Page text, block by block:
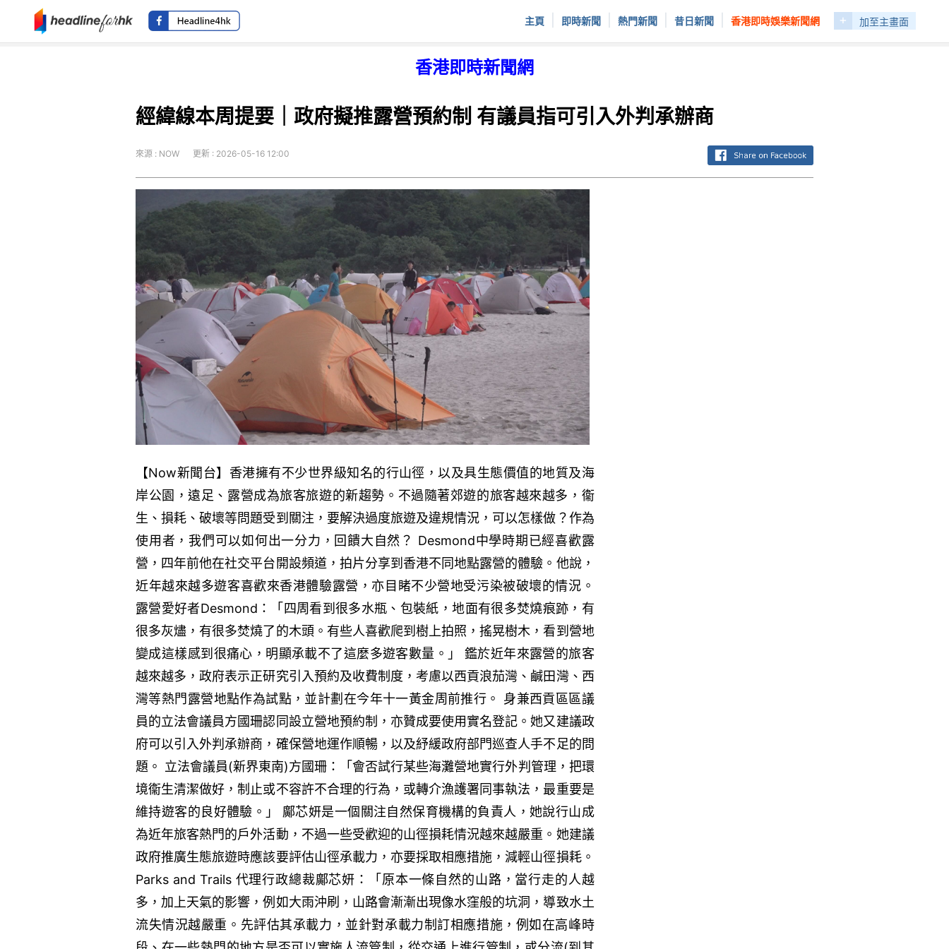
主頁 即時新聞 熱門新聞 昔日新聞 香港即時娛樂新聞網 + 加至主畫面
香港即時新聞網
經緯線本周提要｜政府擬推露營預約制 有議員指可引入外判承辦商
來源 : NOW 更新 : 2026-05-16 12:00
【Now新聞台】香港擁有不少世界級知名的行山徑，以及具生態價值的地質及海
岸公園，遠足、露營成為旅客旅遊的新趨勢。不過隨著郊遊的旅客越來越多，衞
生、損耗、破壞等問題受到關注，要解決過度旅遊及違規情況，可以怎樣做？作為
使用者，我們可以如何出一分力，回饋大自然？ Desmond中學時期已經喜歡露
營，四年前他在社交平台開設頻道，拍片分享到香港不同地點露營的體驗。他說，
近年越來越多遊客喜歡來香港體驗露營，亦目睹不少營地受污染被破壞的情況。
露營愛好者Desmond：「四周看到很多水瓶、包裝紙，地面有很多焚燒痕跡，有
很多灰燼，有很多焚燒了的木頭。有些人喜歡爬到樹上拍照，搖晃樹木，看到營地
變成這樣感到很痛心，明顯承載不了這麼多遊客數量。」 鑑於近年來露營的旅客
越來越多，政府表示正研究引入預約及收費制度，考慮以西貢浪茄灣、鹹田灣、西
灣等熱門露營地點作為試點，並計劃在今年十一黃金周前推行。 身兼西貢區區議
員的立法會議員方國珊認同設立營地預約制，亦贊成要使用實名登記。她又建議政
府可以引入外判承辦商，確保營地運作順暢，以及紓緩政府部門巡查人手不足的問
題。 立法會議員(新界東南)方國珊：「會否試行某些海灘營地實行外判管理，把環
境衞生清潔做好，制止或不容許不合理的行為，或轉介漁護署同事執法，最重要是
維持遊客的良好體驗。」 鄺芯妍是一個關注自然保育機構的負責人，她說行山成
為近年旅客熱門的戶外活動，不過一些受歡迎的山徑損耗情況越來越嚴重。她建議
政府推廣生態旅遊時應該要評估山徑承載力，亦要採取相應措施，減輕山徑損耗。
Parks and Trails 代理行政總裁鄺芯妍：「原本一條自然的山路，當行走的人越
多，加上天氣的影響，例如大雨沖刷，山路會漸漸出現像水窪般的坑洞，導致水土
流失情況越嚴重。先評估其承載力，並針對承載力制訂相應措施，例如在高峰時